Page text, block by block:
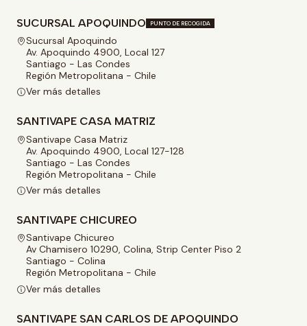
SUCURSAL APOQUINDO PUNTO DE RECOGIDA
Sucursal Apoquindo
Av. Apoquindo 4900, Local 127
Santiago - Las Condes
Región Metropolitana - Chile
Ver más detalles
SANTIVAPE CASA MATRIZ
Santivape Casa Matriz
Av. Apoquindo 4900, Local 127-128
Santiago - Las Condes
Región Metropolitana - Chile
Ver más detalles
SANTIVAPE CHICUREO
Santivape Chicureo
Av Chamisero 10290, Colina, Strip Center Piso 2
Santiago - Colina
Región Metropolitana - Chile
Ver más detalles
SANTIVAPE SAN CARLOS DE APOQUINDO